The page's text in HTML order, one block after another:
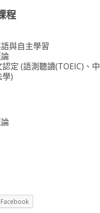
程
與自主學習
定 (語測聽讀(TOEIC)、
學)
Facebook